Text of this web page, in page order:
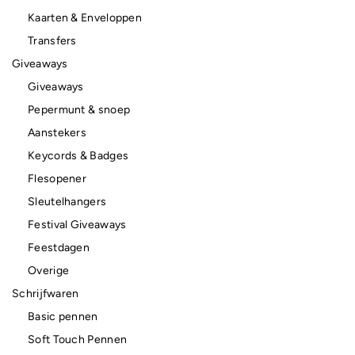
Kaarten & Enveloppen
Transfers
Giveaways
Giveaways
Pepermunt & snoep
Aanstekers
Keycords & Badges
Flesopener
Sleutelhangers
Festival Giveaways
Feestdagen
Overige
Schrijfwaren
Basic pennen
Soft Touch Pennen